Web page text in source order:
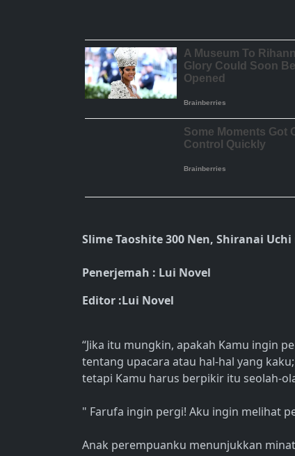
Slime Taoshite 300 Nen, Shiranai
Penerjemah : Lui Novel
Editor :Lui Novel
“Jika itu mungkin, apakah Kamu ingin
tentang upacara atau hal-hal yang
tetapi Kamu harus berpikir itu seolah-
" Farufa ingin pergi! Aku ingin melihat
Anak perempuanku menunjukkan